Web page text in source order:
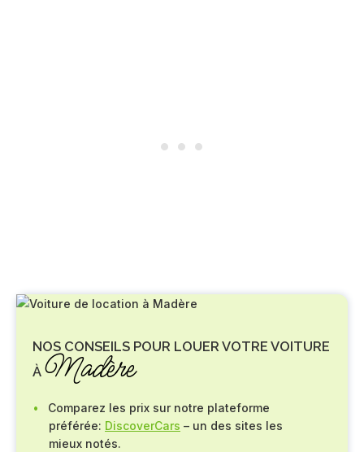
NOS CONSEILS POUR LOUER VOTRE VOITURE
À Madère
Comparez les prix sur notre plateforme
préférée: DiscoverCars – un des sites les
mieux notés.